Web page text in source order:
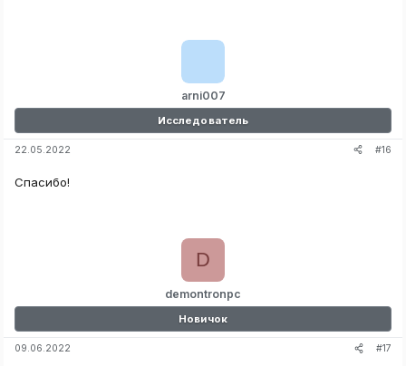
arni007
Исследователь
22.05.2022 #16
Спасибо!
demontronpc
D
Новичок
09.06.2022 #17